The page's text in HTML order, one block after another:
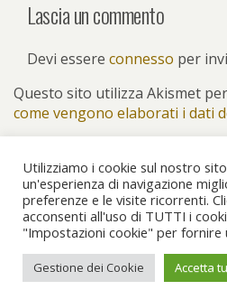
Lascia un commento
Devi essere connesso per
Questo sito utilizza Akismet
come vengono elaborati i dati
Torna
Dispositivo Portatile
Utilizziamo i cookie sul nostro
un'esperienza di navigazione
preferenze e le visite ricorrenti.
acconsenti all'uso di TUTTI i
"Impostazioni cookie" per fornire
Gestione dei Cookie Accetta